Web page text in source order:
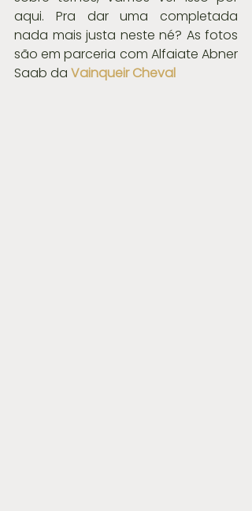
aqui. Pra dar uma completada
nada mais justa neste né? As fotos
são em parceria com Alfaiate Abner
Saab da Vainqueir Cheval